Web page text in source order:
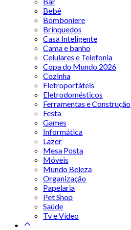
Bebê
Bomboniere
Brinquedos
Casa Inteligente
Cama e banho
Celulares e Telefonia
Copa do Mundo 2026
Cozinha
Eletroportáteis
Eletrodomésticos
Ferramentas e Construção
Festa
Games
Informática
Lazer
Mesa Posta
Móveis
Mundo Beleza
Organização
Papelaria
Pet Shop
Saúde
Tv e Vídeo